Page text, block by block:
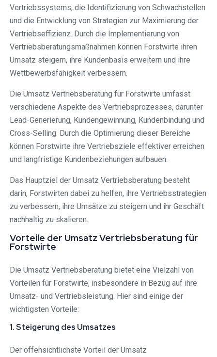
Vertriebssystems, die Identifizierung von Schwachstellen
und die Entwicklung von Strategien zur Maximierung der
Vertriebseffizienz. Durch die Implementierung von
Vertriebsberatungsmaßnahmen können Forstwirte ihren
Umsatz steigern, ihre Kundenbasis erweitern und ihre
Wettbewerbsfähigkeit verbessern.
Die Umsatz Vertriebsberatung für Forstwirte umfasst
verschiedene Aspekte des Vertriebsprozesses, darunter
Lead-Generierung, Kundengewinnung, Kundenbindung und
Cross-Selling. Durch die Optimierung dieser Bereiche
können Forstwirte ihre Vertriebsziele effektiver erreichen
und langfristige Kundenbeziehungen aufbauen.
Das Hauptziel der Umsatz Vertriebsberatung besteht
darin, Forstwirten dabei zu helfen, ihre Vertriebsstrategien
zu verbessern, ihre Umsätze zu steigern und ihr Geschäft
nachhaltig zu skalieren.
Vorteile der Umsatz Vertriebsberatung für
Forstwirte
Die Umsatz Vertriebsberatung bietet eine Vielzahl von
Vorteilen für Forstwirte, insbesondere in Bezug auf ihre
Umsatz- und Vertriebsleistung. Hier sind einige der
wichtigsten Vorteile:
1. Steigerung des Umsatzes
Der offensichtlichste Vorteil der Umsatz